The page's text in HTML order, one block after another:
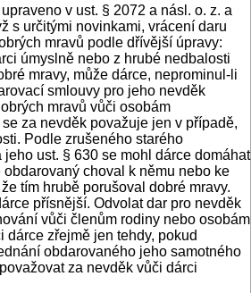
v ust. § 2072 a násl. o. z. a
s určitými novinkami, vrácení daru
mravů podle dřívější úpravy:
úmyslně nebo z hrubé nedbalosti
mravy, může dárce, neprominul-li
smlouvy pro jeho nevděk
mravů vůči osobám
za nevděk považuje jen v případě,
Podle zrušeného starého
ust. § 630 se mohl dárce domáhat
choval k němu nebo ke
tím hrubě porušoval dobré mravy.
přísnější. Odvolat dar pro nevděk
vůči členům rodiny nebo osobám
dárce zřejmě jen tehdy, pokud
obdarovaného jeho samotného
za nevděk vůči dárci